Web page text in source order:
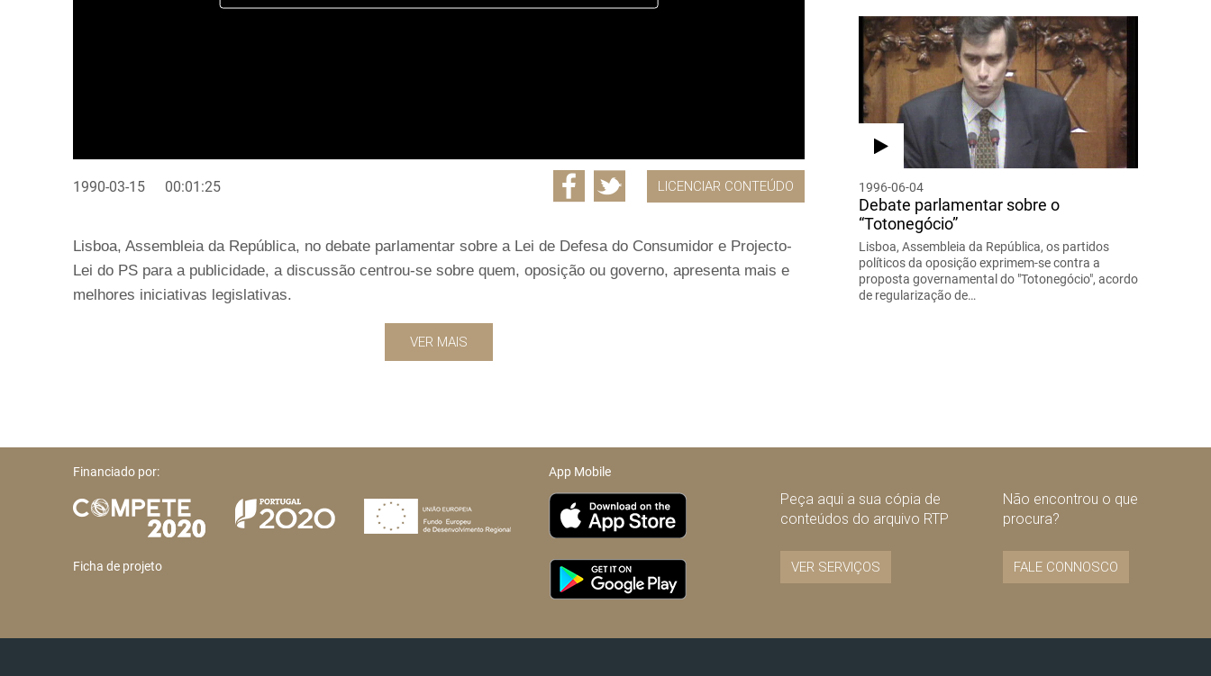
1990-03-15 00:01:25 LICENCIAR CONTEÚDO
Lisboa, Assembleia da República, no debate parlamentar sobre a Lei de Defesa do Consumidor e Projecto-
Lei do PS para a publicidade, a discussão centrou-se sobre quem, oposição ou governo, apresenta mais e
melhores iniciativas legislativas.
VER MAIS
1996-06-04
Debate parlamentar sobre o
“Totonegócio”
Lisboa, Assembleia da República, os partidos
políticos da oposição exprimem-se contra a
proposta governamental do "Totonegócio", acordo
de regularização de…
Financiado por:
Ficha de projeto
App Mobile
Peça aqui a sua cópia de
conteúdos do arquivo RTP
VER SERVIÇOS
Não encontrou o que
procura?
FALE CONNOSCO